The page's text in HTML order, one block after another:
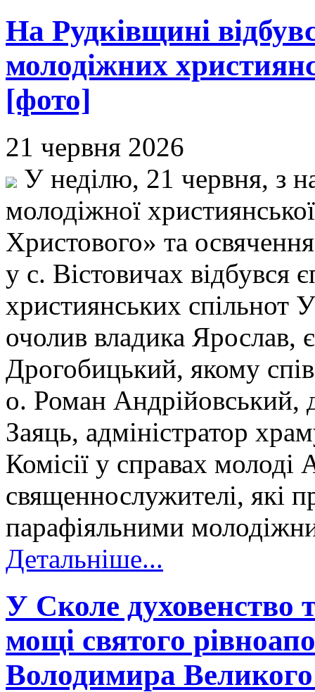
На Рудківщині
молодіжних
[фото]
21 червня 2026
У неділю, 21 червня, з
молодіжної
Христового» та
у с. Вістовичах відбувся
християнських
очолив владика Ярослав,
Дрогобицький, якому
о. Роман Андрійовський,
Заяць, адміністратор
Комісії у справах молоді
священнослужителі, які
парафіяльними
Детальніше...
У Сколе духовенство
мощі святого
Володимира